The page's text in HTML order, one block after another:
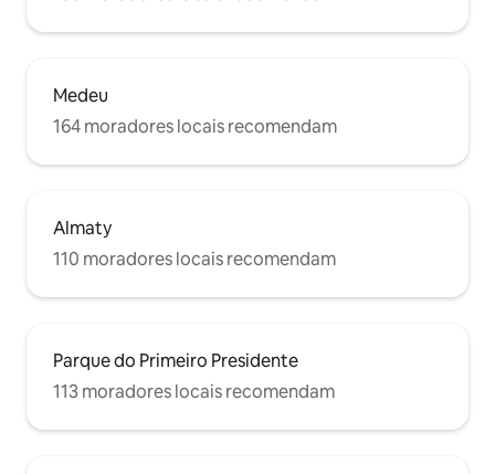
Medeu
164 moradores locais recomendam
Almaty
110 moradores locais recomendam
Parque do Primeiro Presidente
113 moradores locais recomendam